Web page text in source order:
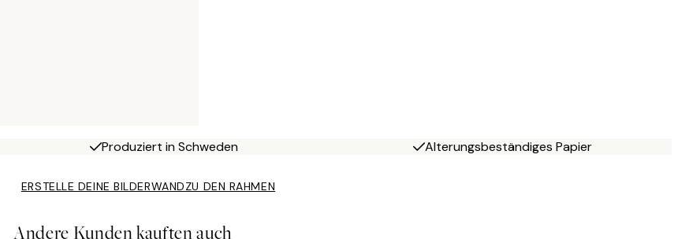
Produziert in Schweden Alterungsbeständiges Papier
ERSTELLE DEINE BILDERWANDZU DEN RAHMEN
Andere Kunden kauften auch